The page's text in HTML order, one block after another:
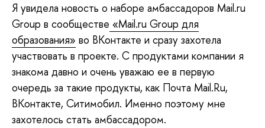
Я увидела новость о наборе амбассадоров Mail.ru
Group в сообществе «Mail.ru Group для
образования» во ВКонтакте и сразу захотела
участвовать в проекте. С продуктами компании я
знакома давно и очень уважаю ее в первую
очередь за такие продукты, как Почта Mail.Ru,
ВКонтакте, Ситимобил. Именно поэтому мне
захотелось стать амбассадором.